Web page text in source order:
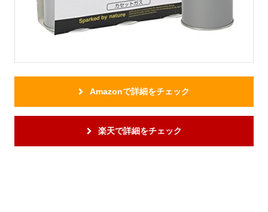
Amazonで詳細をチェック
楽天で詳細をチェック